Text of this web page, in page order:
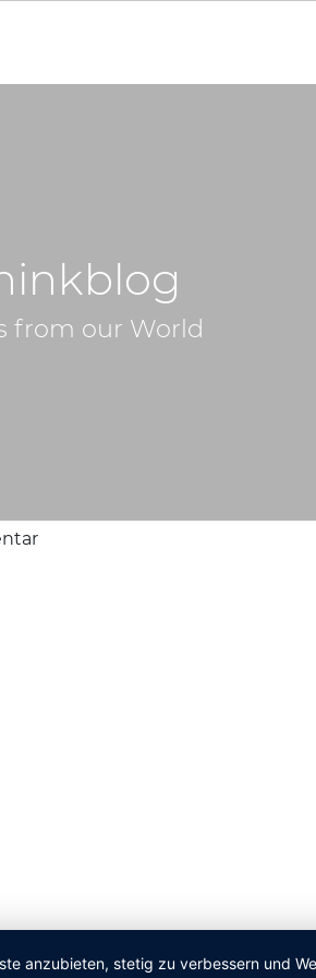
from our World
anzubieten, stetig zu verbessern und